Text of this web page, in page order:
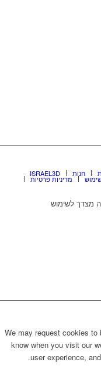
ISRAEL3D חנות
מדיניות פרטיות
מצדך לשימוש
We may request cookies
know when you visit our
user experience,